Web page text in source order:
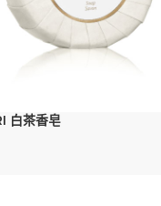
白茶香皂